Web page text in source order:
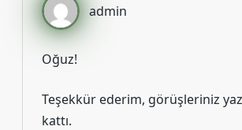
admin
Oğuz!
Teşekkür ederim, görüşleriniz
kattı.